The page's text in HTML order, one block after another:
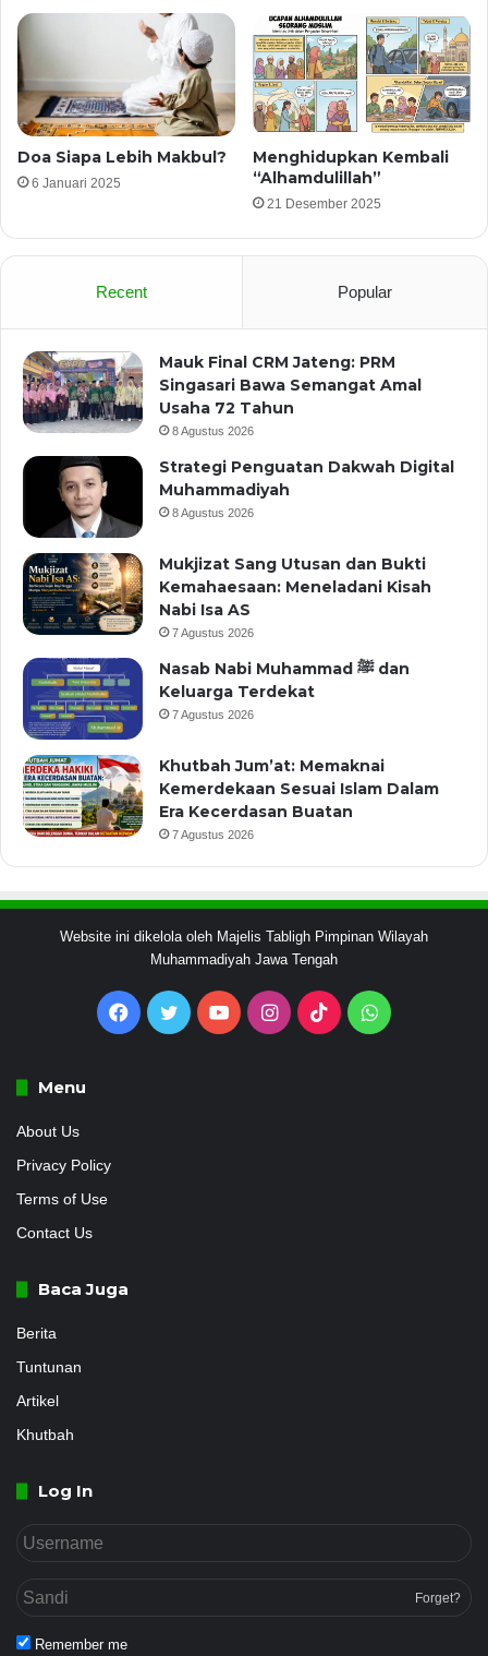
Doa Siapa Lebih Makbul?
6 Januari 2025
Menghidupkan Kembali
“Alhamdulillah”
21 Desember 2025
Recent Popular
Mauk Final CRM Jateng: PRM
Singasari Bawa Semangat Amal
Usaha 72 Tahun
8 Agustus 2026
Strategi Penguatan Dakwah Digital
Muhammadiyah
8 Agustus 2026
Mukjizat Sang Utusan dan Bukti
Kemahaesaan: Meneladani Kisah
Nabi Isa AS
7 Agustus 2026
Nasab Nabi Muhammad ﷺ dan
Keluarga Terdekat
7 Agustus 2026
Khutbah Jum’at: Memaknai
Kemerdekaan Sesuai Islam Dalam
Era Kecerdasan Buatan
7 Agustus 2026
Website ini dikelola oleh Majelis Tabligh Pimpinan Wilayah
Muhammadiyah Jawa Tengah
Facebook
Twitter YouTubeInstagram
TikTokWhatsApp
Menu
About Us
Privacy Policy
Terms of Use
Contact Us
Baca Juga
Berita
Tuntunan
Artikel
Khutbah
Log In
Forget?
Remember me